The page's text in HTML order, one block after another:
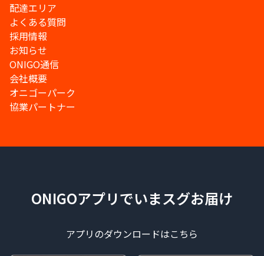
配達エリア
よくある質問
採用情報
お知らせ
ONIGO通信
会社概要
オニゴーパーク
協業パートナー
ONIGOアプリでいまスグお届け
アプリのダウンロードはこちら